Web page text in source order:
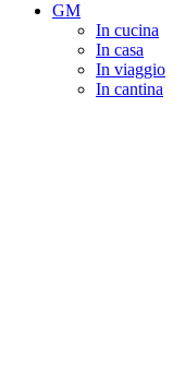
GM
In cucina
In casa
In viaggio
In cantina